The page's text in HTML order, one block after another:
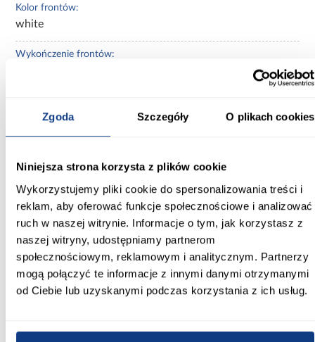
Zgoda Szczegóły O plikach cookies
Niniejsza strona korzysta z plików cookie
Wykorzystujemy pliki cookie do spersonalizowania treści i
reklam, aby oferować funkcje społecznościowe i analizować
ruch w naszej witrynie. Informacje o tym, jak korzystasz z
naszej witryny, udostępniamy partnerom
społecznościowym, reklamowym i analitycznym. Partnerzy
mogą połączyć te informacje z innymi danymi otrzymanymi
od Ciebie lub uzyskanymi podczas korzystania z ich usług.
Kolor frontów:
white
Wykończenie frontów:
5
Inni Klienci sprawdzali również
PORÓWNAJ PORÓWNAJ